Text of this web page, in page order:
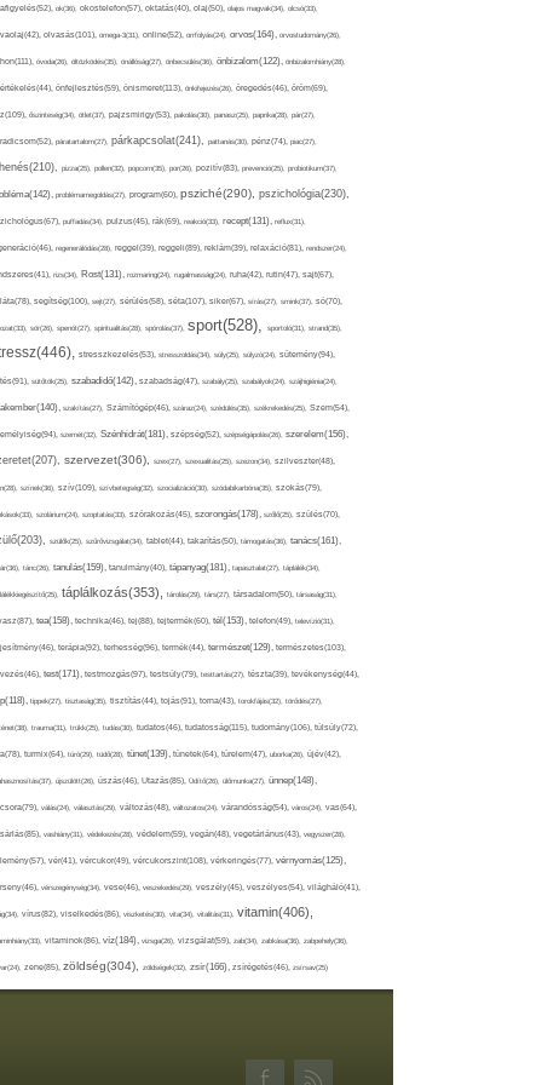
ok(36), okostelefon(57), oktatás(40), olaj(50), olajos magvak(34), olcsó(33),
olvasás(101), omega-3(31), online(52), orrfolyás(24), orvos(164), orvostudomány(26),
óvoda(26), öltözködés(35), önállóság(27), önbecsülés(36), önbizalom(122), önbizalomhiány(28),
önfejlesztés(59), önismeret(113), önkifejezés(26), öregedés(46), öröm(69),
őszinteség(34), ötlet(37), pajzsmirigy(53), pakolás(30), panasz(25), paprika(28), pár(27),
páratartalom(27), párkapcsolat(241), pattanás(30), pénz(74), piac(27),
pizza(25), pollen(32), popcorn(35), por(26), pozitív(83), prevenció(25), probiotikum(37),
problémamegoldás(27), program(60), psziché(290), pszichológia(230),
puffadás(34), pulzus(45), rák(69), reakció(33), recept(131), reflux(31),
regenerálódás(28), reggel(39), reggeli(89), reklám(39), relaxáció(81), rendszer(24),
rizs(34), Rost(131), rozmaring(24), rugalmasság(24), ruha(42), rutin(47), sajt(67),
segítség(100), sejt(27), sérülés(58), séta(107), siker(67), sírás(27), smink(37), só(70),
sör(26), spenót(27), spiritualitás(28), spórolás(37), sport(528), sportoló(31), strand(35),
stresszkezelés(53), stresszoldás(34), súly(25), súlyzó(24), sütemény(94),
sütőtök(25), szabadidő(142), szabadság(47), szabály(25), szabályok(24), szájhigiénia(24),
szakítás(27), Számítógép(46), száraz(24), szédülés(35), székrekedés(25), Szem(54),
szemét(32), Szénhidrát(181), szépség(52), szépségápolás(26), szerelem(156),
szervezet(306), szex(27), szexualitás(25), szezon(34), szilveszter(48),
színek(36), szív(109), szívbetegség(32), szocializáció(30), szódabikarbóna(35), szokás(79),
szolárium(24), szoptatás(33), szórakozás(45), szorongás(178), szőlő(25), szülés(70),
szülők(25), szűrővizsgálat(34), tablet(44), takarítás(50), támogatás(36), tanács(161),
tánc(26), tanulás(159), tanulmány(40), tápanyag(181), tapasztalat(27), táplálék(34),
táplálkozás(353), tárolás(29), társ(27), társadalom(50), társaság(31),
tea(158), technika(46), tej(88), tejtermék(60), tél(153), telefon(49), televízió(31),
terápia(92), terhesség(96), termék(44), természet(129), természetes(103),
test(171), testmozgás(97), testsúly(79), testtartás(27), tészta(39), tevékenység(44),
tippek(27), tisztaság(35), tisztítás(44), tojás(91), torna(43), torokfájás(32), törődés(27),
trauma(31), trükk(25), tudás(30), tudatos(46), tudatosság(115), tudomány(106), túlsúly(72),
turmix(64), túró(29), tüdő(28), tünet(139), tünetek(64), türelem(47), uborka(26), újév(42),
újszülött(26), úszás(46), Utazás(85), Üdítő(26), ülőmunka(27), ünnep(148),
válás(24), választás(29), változás(48), változatos(24), várandósság(54), város(24), vas(64),
vashiány(31), védekezés(28), védelem(59), vegán(48), vegetáriánus(43), vegyszer(28),
vér(41), vércukor(49), vércukorszint(108), vérkeringés(77), vérnyomás(125),
vérszegénység(34), vese(46), veszekedés(29), veszély(45), veszélyes(54), világháló(41),
vírus(82), viselkedés(86), viszketés(30), vita(34), vitalitás(31), vitamin(406),
vitaminok(86), víz(184), vizsga(26), vizsgálat(59), zab(34), zabkása(36), zabpehely(36),
zene(85), zöldség(304), zöldségek(32), zsír(166), zsírégetés(46), zsírsav(25)